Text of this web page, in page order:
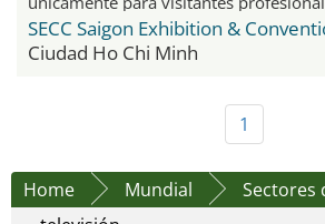
SECC Saigon Exhibition &
Ciudad Ho Chi Minh
1
Home Mundial
Sectores